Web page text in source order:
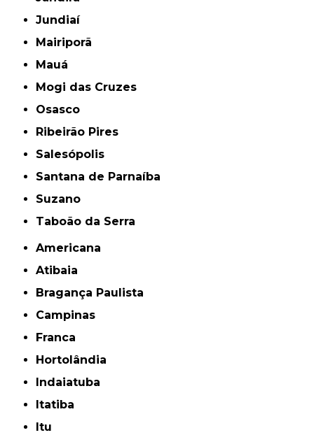
Jundiaí
Mairiporã
Mauá
Mogi das Cruzes
Osasco
Ribeirão Pires
Salesópolis
Santana de Parnaíba
Suzano
Taboão da Serra
Americana
Atibaia
Bragança Paulista
Campinas
Franca
Hortolândia
Indaiatuba
Itatiba
Itu